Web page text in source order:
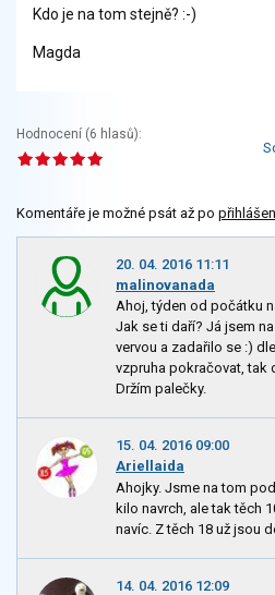
Kdo je na tom stejně? :-)
Magda
Hodnocení (6 hlasů):
Komentáře je možné psát až po
20. 04. 2016 11:11
malinovanada
Ahoj, týden od počátku
Jak se ti daří? Já jsem
vervou a zadařilo se :)
vzpruha pokračovat, tak
Držím palečky.
15. 04. 2016 09:00
Ariellaida
Ahojky. Jsme na tom
kilo navrch, ale tak těch
navíc. Z těch 18 už jsou
14. 04. 2016 12:09